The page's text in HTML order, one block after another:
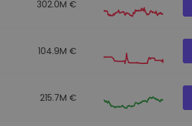
302.0M €
104.9M €
215.7M €